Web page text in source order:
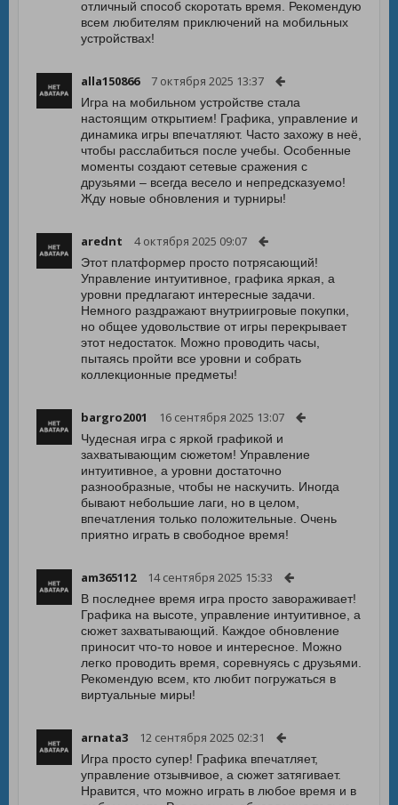
отличный способ скоротать время. Рекомендую
всем любителям приключений на мобильных
устройствах!
alla150866 7 октября 2025 13:37
Игра на мобильном устройстве стала
настоящим открытием! Графика, управление и
динамика игры впечатляют. Часто захожу в неё,
чтобы расслабиться после учебы. Особенные
моменты создают сетевые сражения с
друзьями – всегда весело и непредсказуемо!
Жду новые обновления и турниры!
arednt 4 октября 2025 09:07
Этот платформер просто потрясающий!
Управление интуитивное, графика яркая, а
уровни предлагают интересные задачи.
Немного раздражают внутриигровые покупки,
но общее удовольствие от игры перекрывает
этот недостаток. Можно проводить часы,
пытаясь пройти все уровни и собрать
коллекционные предметы!
bargro2001 16 сентября 2025 13:07
Чудесная игра с яркой графикой и
захватывающим сюжетом! Управление
интуитивное, а уровни достаточно
разнообразные, чтобы не наскучить. Иногда
бывают небольшие лаги, но в целом,
впечатления только положительные. Очень
приятно играть в свободное время!
am365112 14 сентября 2025 15:33
В последнее время игра просто завораживает!
Графика на высоте, управление интуитивное, а
сюжет захватывающий. Каждое обновление
приносит что-то новое и интересное. Можно
легко проводить время, соревнуясь с друзьями.
Рекомендую всем, кто любит погружаться в
виртуальные миры!
arnata3 12 сентября 2025 02:31
Игра просто супер! Графика впечатляет,
управление отзывчивое, а сюжет затягивает.
Нравится, что можно играть в любое время и в